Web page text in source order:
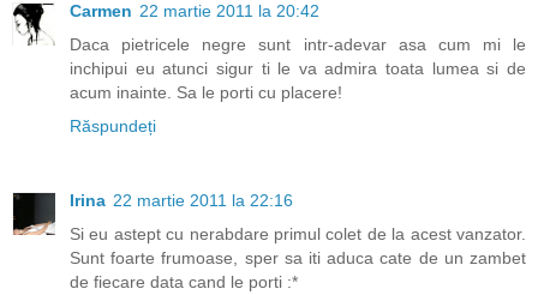
Carmen 22 martie 2011 la 20:42
Daca pietricele negre sunt intr-adevar asa cum mi le
inchipui eu atunci sigur ti le va admira toata lumea si de
acum inainte. Sa le porti cu placere!
Răspundeți
Irina 22 martie 2011 la 22:16
Si eu astept cu nerabdare primul colet de la acest vanzator.
Sunt foarte frumoase, sper sa iti aduca cate de un zambet
de fiecare data cand le porti :*